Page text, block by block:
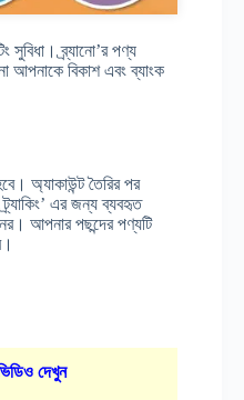
সুবিধা। ব্র্যানো’র পণ্য
আপনাকে বিকাশ এবং ব্যাংক
অ্যাকাউন্ট তৈরির পর
এর জন্য ব্যবহৃত
আপনার পছন্দের পণ্যটি
দেখুন